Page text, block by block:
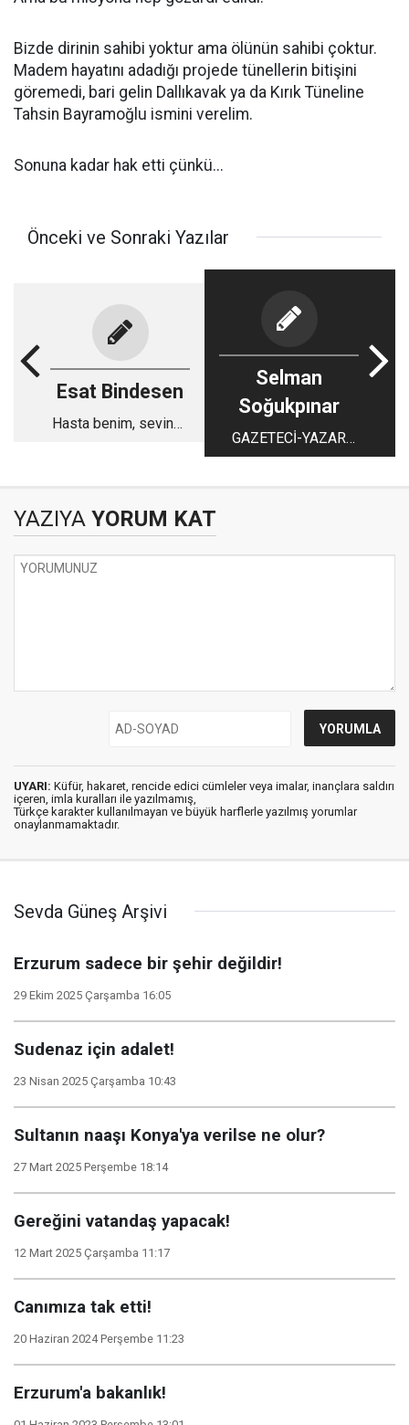
Bizde dirinin sahibi yoktur ama ölünün sahibi çoktur.
Madem hayatını adadığı projede tünellerin bitişini
göremedi, bari gelin Dallıkavak ya da Kırık Tüneline
Tahsin Bayramoğlu ismini verelim.
Sonuna kadar hak etti çünkü...
Önceki ve Sonraki Yazılar
Esat Bindesen
Hasta benim, sevinen
Selman
Soğukpınar
GAZETECİ-YAZAR
SOĞUKPINAR’dan
YAZIYA YORUM KAT
UYARI: Küfür, hakaret, rencide edici cümleler veya imalar, inançlara saldırı
içeren, imla kuralları ile yazılmamış,
Türkçe karakter kullanılmayan ve büyük harflerle yazılmış yorumlar
onaylanmamaktadır.
Sevda Güneş Arşivi
Erzurum sadece bir şehir değildir!
29 Ekim 2025 Çarşamba 16:05
Sudenaz için adalet!
23 Nisan 2025 Çarşamba 10:43
Sultanın naaşı Konya'ya verilse ne olur?
27 Mart 2025 Perşembe 18:14
Gereğini vatandaş yapacak!
12 Mart 2025 Çarşamba 11:17
Canımıza tak etti!
20 Haziran 2024 Perşembe 11:23
Erzurum'a bakanlık!